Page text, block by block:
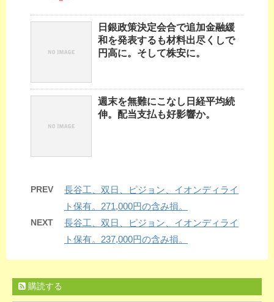
日銀政策決定会合で追加金融緩
和を発表するも材料出尽くしで
円高に。そして株安に。
週末を無難にこなし日経平均続
伸。配当支払も好影響か。
PREV
長谷工、双日、ピジョン、イオンディライ
ト保有。271,000円の含み損。
NEXT
長谷工、双日、ピジョン、イオンディライ
ト保有。237,000円の含み損。
購読する